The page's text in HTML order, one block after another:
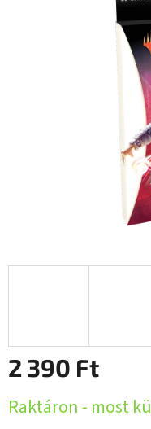
2 390 Ft
Raktáron - most